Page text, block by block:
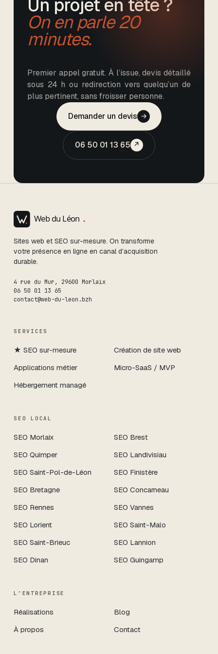
Un projet en tête ?
On en parle 20
minutes.
Premier appel gratuit. À l’issue, devis détaillé
sous 24 h ou redirection vers quelqu’un de
plus pertinent, sans froisser personne.
Demander un devis →
06 50 01 13 65 ↗
Sites web et SEO sur-mesure. On transforme
votre présence en ligne en canal d’acquisition
durable.
4 rue du Mur, 29600 Morlaix
06 50 01 13 65
contact@web-du-leon.bzh
SERVICES
★ SEO sur-mesure
Création de site web
Applications métier
Micro-SaaS / MVP
Hébergement managé
SEO LOCAL
SEO Morlaix SEO Brest
SEO Quimper SEO Landivisiau
SEO Saint-Pol-de-Léon SEO Finistère
SEO Bretagne SEO Concarneau
SEO Rennes SEO Vannes
SEO Lorient SEO Saint-Malo
SEO Saint-Brieuc SEO Lannion
SEO Dinan SEO Guingamp
L’ENTREPRISE
Réalisations
Blog
À propos
Contact